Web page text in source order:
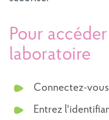
Pour
laboratoire
Connectez-vous
Entrez